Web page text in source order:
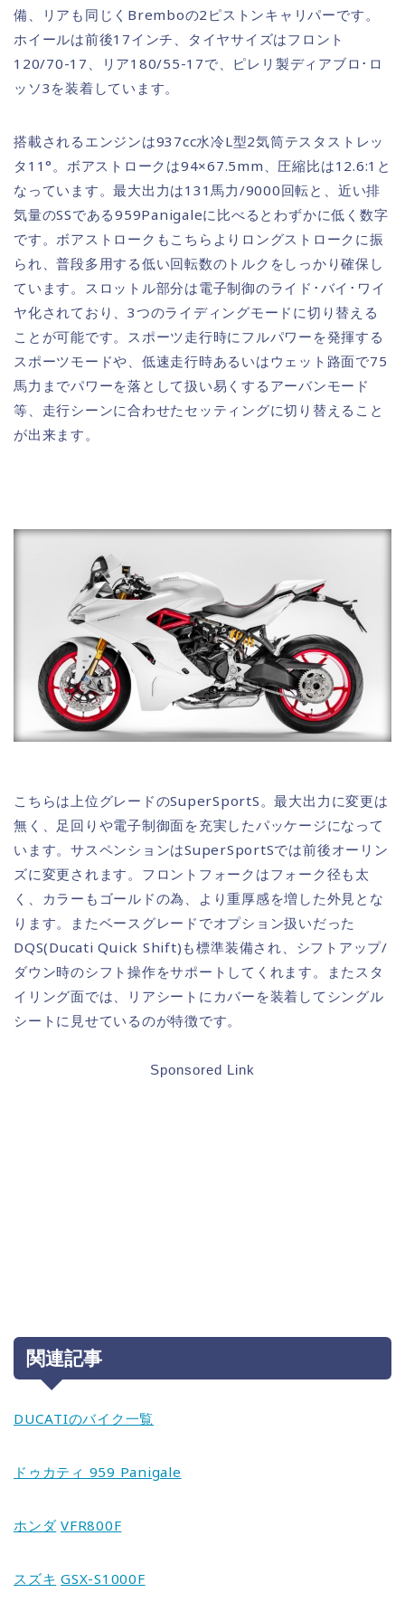
備、リアも同じくBremboの2ピストンキャリパーです。
ホイールは前後17インチ、タイヤサイズはフロント
120/70-17、リア180/55-17で、ピレリ製ディアブロ･ロ
ッソ3を装着しています。
搭載されるエンジンは937cc水冷L型2気筒テスタストレッ
タ11°。ボアストロークは94×67.5mm、圧縮比は12.6:1と
なっています。最大出力は131馬力/9000回転と、近い排
気量のSSである959Panigaleに比べるとわずかに低く数字
です。ボアストロークもこちらよりロングストロークに振
られ、普段多用する低い回転数のトルクをしっかり確保し
ています。スロットル部分は電子制御のライド･バイ･ワイ
ヤ化されており、3つのライディングモードに切り替える
ことが可能です。スポーツ走行時にフルパワーを発揮する
スポーツモードや、低速走行時あるいはウェット路面で75
馬力までパワーを落として扱い易くするアーバンモード
等、走行シーンに合わせたセッティングに切り替えること
が出来ます。
こちらは上位グレードのSuperSportS。最大出力に変更は
無く、足回りや電子制御面を充実したパッケージになって
います。サスペンションはSuperSportSでは前後オーリン
ズに変更されます。フロントフォークはフォーク径も太
く、カラーもゴールドの為、より重厚感を増した外見とな
ります。またベースグレードでオプション扱いだった
DQS(Ducati Quick Shift)も標準装備され、シフトアップ/
ダウン時のシフト操作をサポートしてくれます。またスタ
イリング面では、リアシートにカバーを装着してシングル
シートに見せているのが特徴です。
Sponsored Link
関連記事
DUCATIのバイク一覧
ドゥカティ 959 Panigale
ホンダ VFR800F
スズキ GSX-S1000F